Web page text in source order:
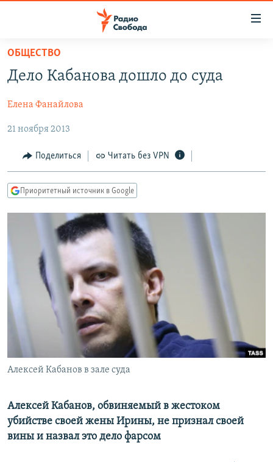
упрощенного
доступа
содержанию
Вернутся
главной
навигации
Вернутся
поиску
ПРОГРАММЫ
ПОДКАСТЫ
АВТОРСКИЕ ПРОЕКТЫ
ЦИТАТЫ СВОБОДЫ
МНЕНИЯ
КУЛЬТУРА
IDEL.РЕАЛИИ
КАВКАЗ.РЕАЛИИ
СЕВЕР.РЕАЛИИ
СИБИРЬ.РЕАЛИИ
РАСПИСАНИЕ ВЕЩАНИЯ
ПОДПИШИТЕСЬ НА РАССЫЛКУ
СОЦИАЛЬНЫЕ СЕТИ
Все сайты РСЕ/РС
ОБЩЕСТВО
Дело Кабанова дошло до суда
Елена Фанайлова
21 ноября 2013
Поделиться Читать без VPN
Приоритетный источник в Google
Алексей Кабанов в зале суда
Алексей Кабанов, обвиняемый в жестоком
убийстве своей жены Ирины, не признал своей
вины и назвал это дело фарсом